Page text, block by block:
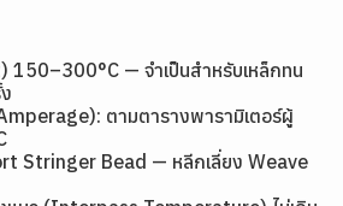
150–300°C — จำเป็นสำหรับเหล็กทน
ตามตารางพารามิเตอร์ผู้
Stringer Bead — หลีกเลี่ยง Weave